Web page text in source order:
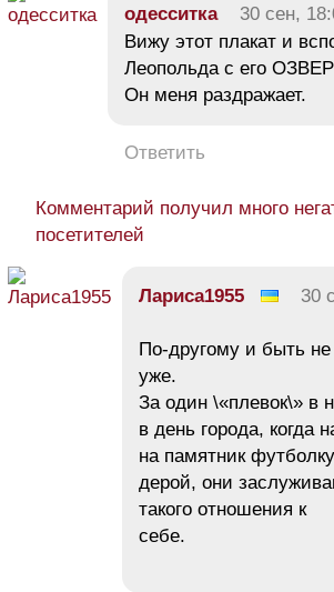
одесситка 30 сен,
Вижу этот плакат и
Леопольда с его
Он меня раздражает.
Ответить
Комментарий получил много
посетителей
Лариса1955 30
По-другому и быть
уже.
За один \«плевок\» в
в день города, когда
на памятник
дерой, они
такого отношения к
себе.